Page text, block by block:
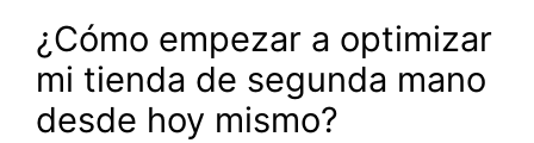
¿Cómo empezar a optimizar
mi tienda de segunda mano
desde hoy mismo?